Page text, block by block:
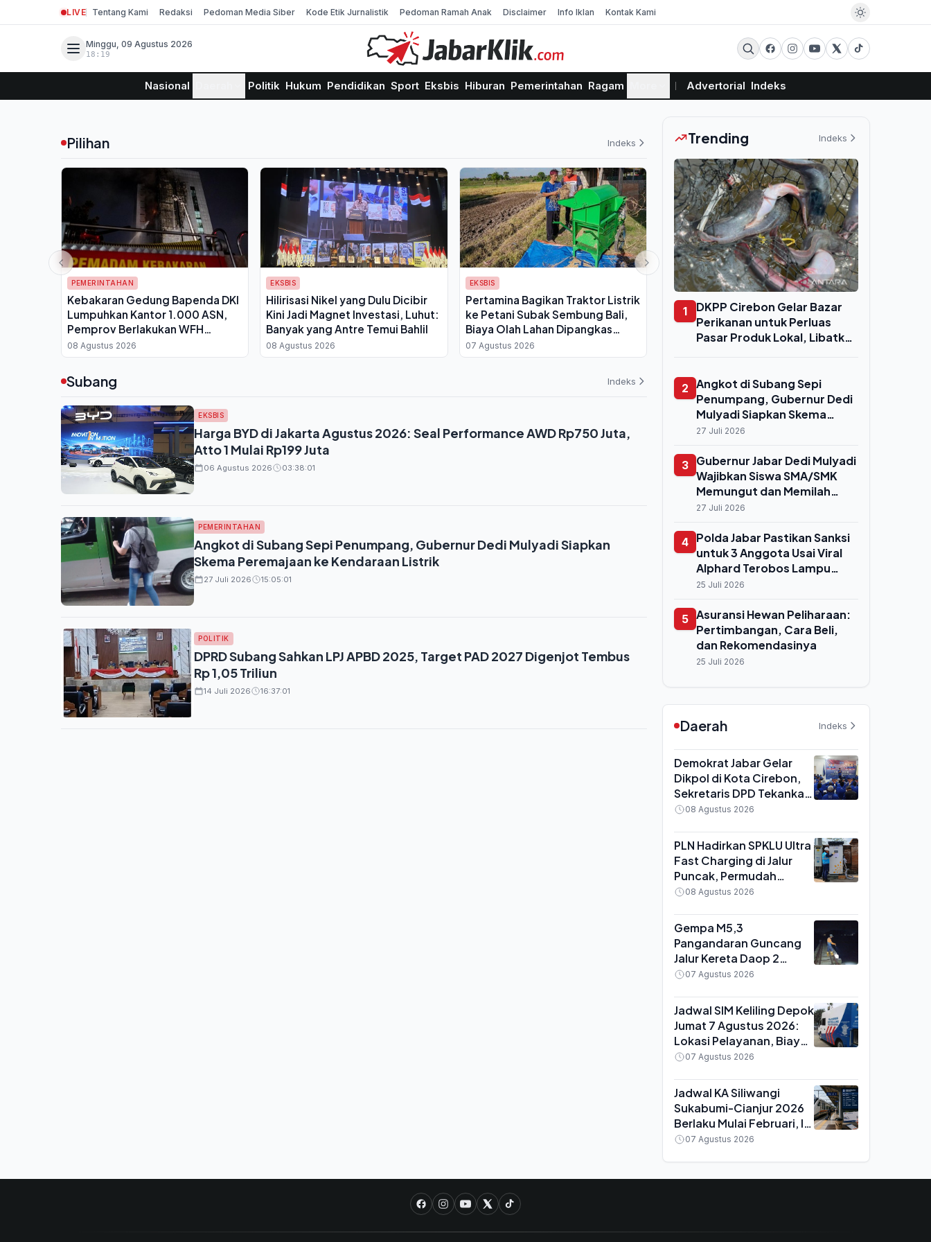
LIVE Tentang Kami Redaksi Pedoman Media Siber Kode Etik Jurnalistik Pedoman Ramah Anak Disclaimer Info Iklan Kontak Kami
Minggu, 09 Agustus 2026
18:19
Nasional Politik Hukum Pendidikan Sport Eksbis Hiburan Pemerintahan Ragam Advertorial Indeks
Pilihan Indeks
PEMERINTAHAN
Kebakaran Gedung Bapenda DKI
Lumpuhkan Kantor 1.000 ASN,
Pemprov Berlakukan WFH
Bergantian
08 Agustus 2026
EKSBIS
Hilirisasi Nikel yang Dulu Dicibir
Kini Jadi Magnet Investasi, Luhut:
Banyak yang Antre Temui Bahlil
08 Agustus 2026
EKSBIS
Pertamina Bagikan Traktor Listrik
ke Petani Subak Sembung Bali,
Biaya Olah Lahan Dipangkas
Drastis
07 Agustus 2026
EKSBIS
Kimia Farma (KAEF) Berbalik
Untung, Cetak Laba Bersih Rp 54
Miliar di Semester I-2026
Subang Indeks
EKSBIS
Harga BYD di Jakarta Agustus 2026: Seal Performance AWD Rp750 Juta,
Atto 1 Mulai Rp199 Juta
06 Agustus 2026 03:38:01
PEMERINTAHAN
Angkot di Subang Sepi Penumpang, Gubernur Dedi Mulyadi Siapkan
Skema Peremajaan ke Kendaraan Listrik
27 Juli 2026 15:05:01
POLITIK
DPRD Subang Sahkan LPJ APBD 2025, Target PAD 2027 Digenjot Tembus
Rp 1,05 Triliun
14 Juli 2026 16:37:01
Trending Indeks
1
DKPP Cirebon Gelar Bazar
Perikanan untuk Perluas
Pasar Produk Lokal, Libatkan
2
Angkot di Subang Sepi
Penumpang, Gubernur Dedi
Mulyadi Siapkan Skema
Peremajaan ke Kendaraan
27 Juli 2026
3 Gubernur Jabar Dedi Mulyadi
Wajibkan Siswa SMA/SMK
Memungut dan Memilah
Sampah, Masuk Praktikum
27 Juli 2026
4 Polda Jabar Pastikan Sanksi
untuk 3 Anggota Usai Viral
Alphard Terobos Lampu
Merah di Bundaran HI,
Digelar
25 Juli 2026
5 Asuransi Hewan Peliharaan:
Pertimbangan, Cara Beli,
dan Rekomendasinya
25 Juli 2026
Daerah Indeks
Demokrat Jabar Gelar
Dikpol di Kota Cirebon,
Sekretaris DPD Tekankan
Kader Aktif Turun ke
08 Agustus 2026
PLN Hadirkan SPKLU Ultra
Fast Charging di Jalur
Puncak, Permudah
Mobilitas Pengguna
08 Agustus 2026
Gempa M5,3
Pangandaran Guncang
Jalur Kereta Daop 2
Bandung, 7 Perjalanan
Pemeriksaan Rel
07 Agustus 2026
Jadwal SIM Keliling Depok
Jumat 7 Agustus 2026:
Lokasi Pelayanan, Biaya
Perpanjangan dan Syarat
07 Agustus 2026
Jadwal KA Siliwangi
Sukabumi-Cianjur 2026
Berlaku Mulai Februari, Ini
Waktu Keberangkatan
07 Agustus 2026